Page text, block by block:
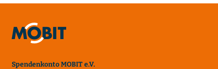
Spendenkonto MOBIT e.V.